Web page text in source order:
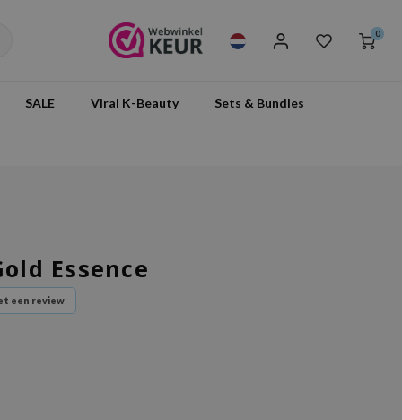
0
SALE Viral K-Beauty Sets & Bundles
Essence
een review